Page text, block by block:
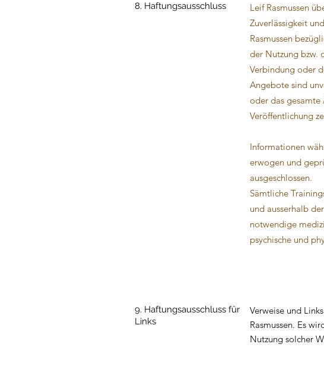
8. Haftungsausschluss
Leif Rasmussen
Zuverlässigkeit
Rasmussen
der Nutzung bzw.
Verbindung oder
Angebote sind
oder das gesamte
Veröffentlichung
Informationen
erwogen und
ausgeschlossen.
Sämtliche
und ausserhalb
notwendige
psychische und
9. Haftungsausschluss für
Links
Verweise und
Rasmussen. Es
Nutzung solcher